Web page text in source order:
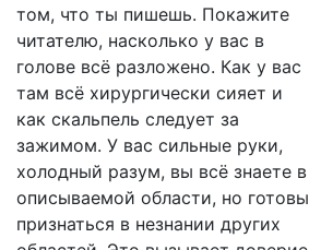
том, что ты пишешь. Покажите
читателю, насколько у вас в
голове всё разложено. Как у вас
там всё хирургически сияет и
как скальпель следует за
зажимом. У вас сильные руки,
холодный разум, вы всё знаете в
описываемой области, но готовы
признаться в незнании других